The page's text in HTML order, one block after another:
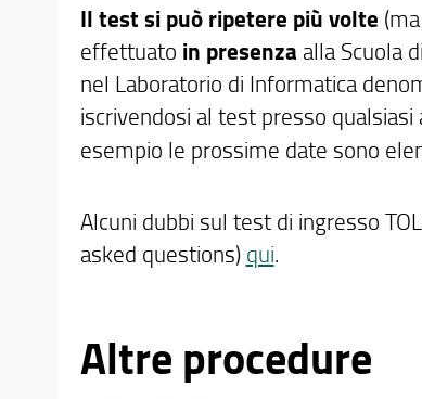
Il test si può ripetere più volte
effettuato in presenza alla Scuola
nel Laboratorio di Informatica
iscrivendosi al test presso qualsiasi
esempio le prossime date sono
Alcuni dubbi sul test di ingresso
asked questions) qui.
Altre procedure